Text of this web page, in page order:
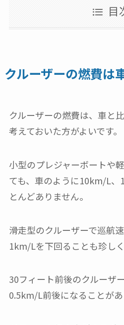
目
クルーザーの燃費は
クルーザーの燃費は、車と
考えておいた方がよいです。
小型のプレジャーボートや
ても、車のように10km/L
とんどありません。
滑走型のクルーザーで巡航
1km/Lを下回ることも珍しく
30フィート前後のクルーザ
0.5km/L前後になることがあ